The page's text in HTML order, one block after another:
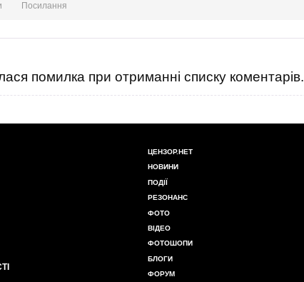
Посилання
помилка при отриманні списку коментарів.
ЦЕНЗОР.НЕТ
НОВИНИ
ПОДІЇ
РЕЗОНАНС
ФОТО
ВІДЕО
ФОТОШОПИ
БЛОГИ
ФОРУМ